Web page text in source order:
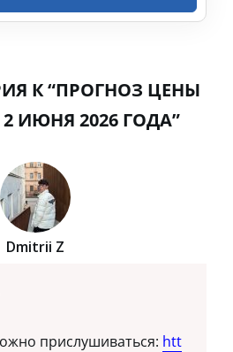
К “ПРОГНОЗ ЦЕНЫ
2 ИЮНЯ 2026 ГОДА”
Dmitrii Z
прислушиваться: htt